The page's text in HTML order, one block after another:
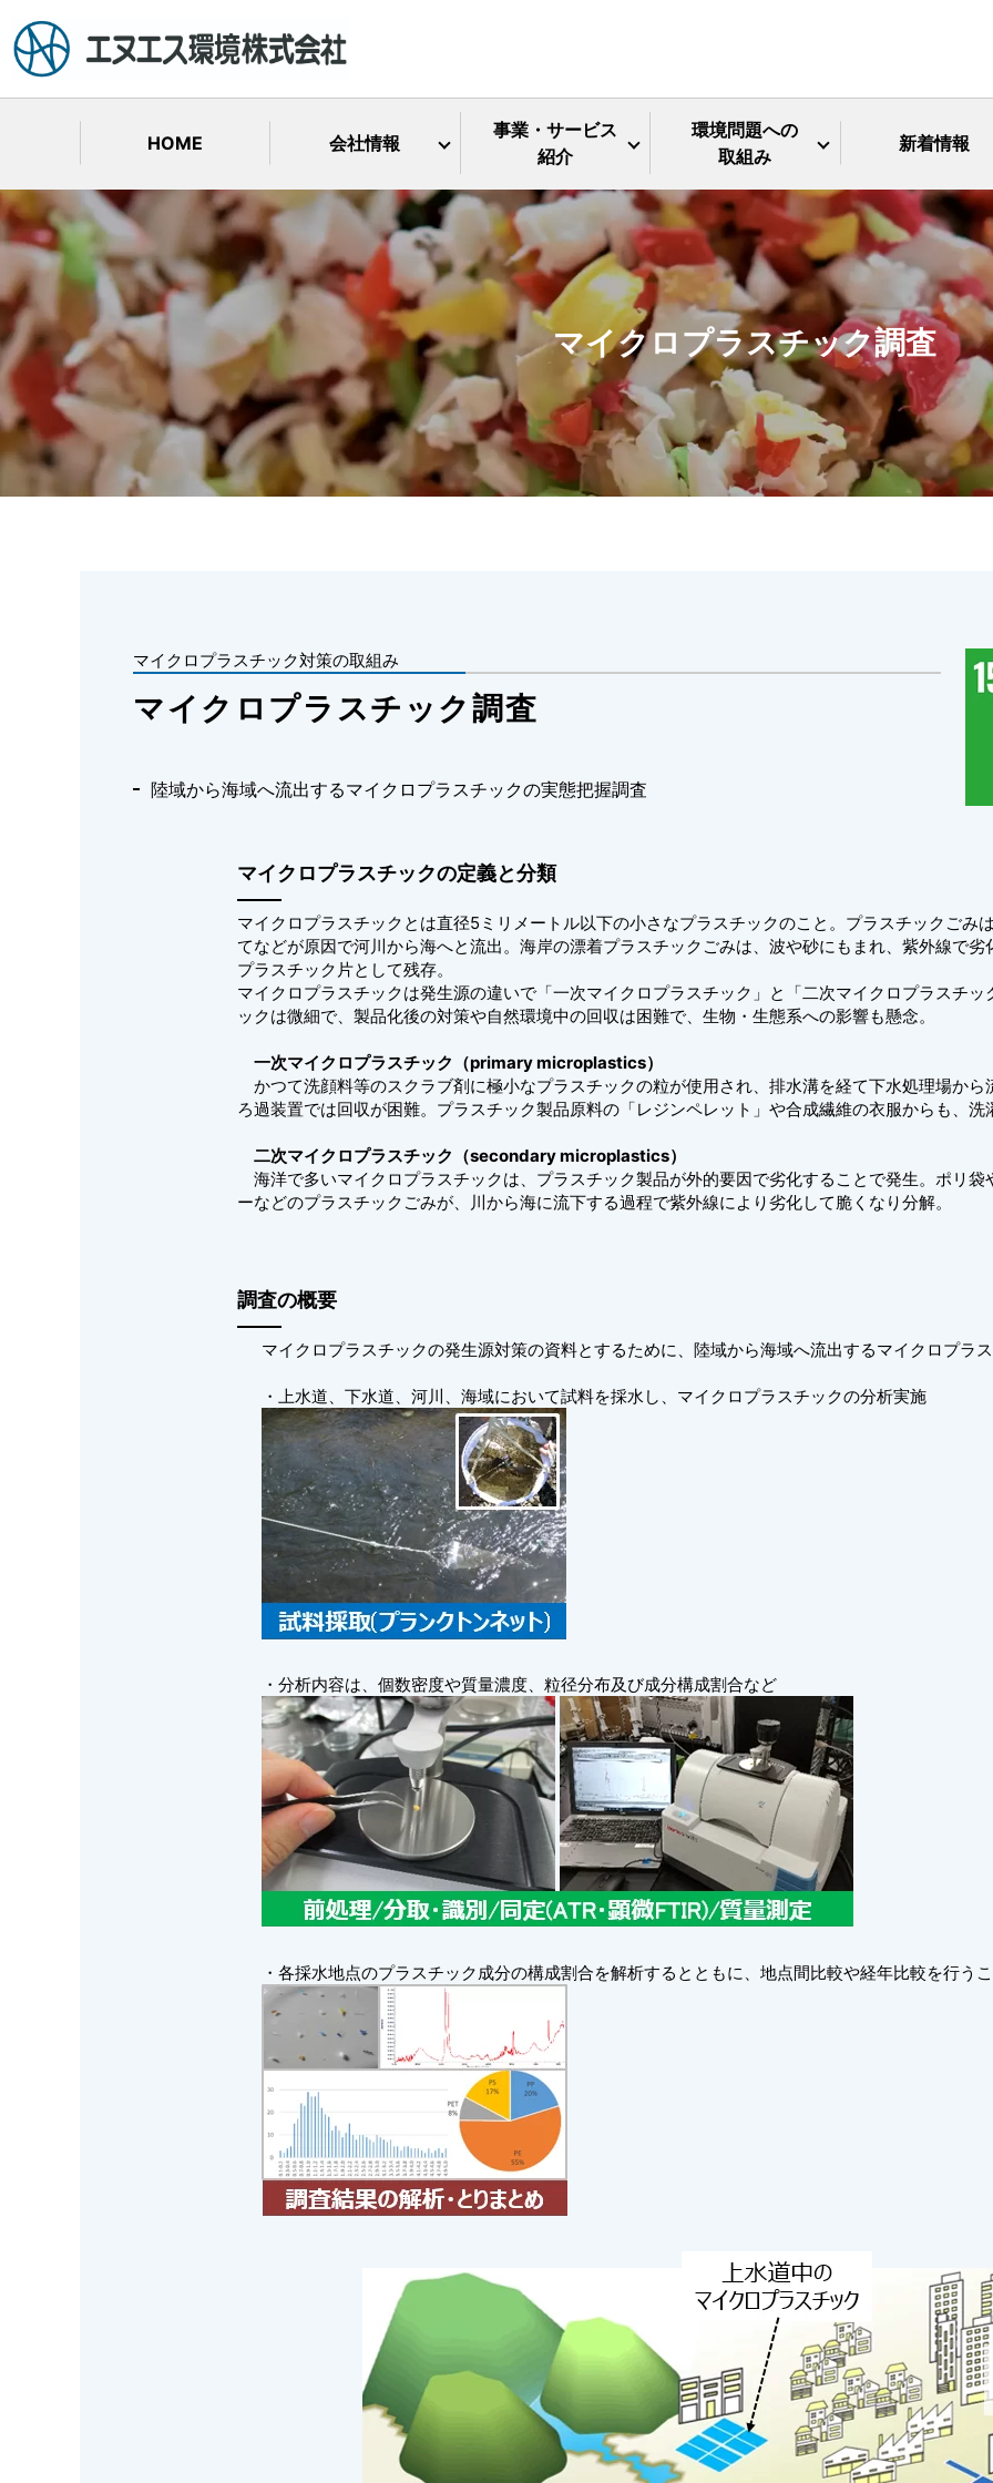
HOME 会社情報
事業・サービス
紹介
環境問題への
取組み
新着情報
マイクロプラスチック調査
マイクロプラスチック対策の取組み
マイクロプラスチック調査
陸域から海域へ流出するマイクロプラスチックの実態把握調査
マイクロプラスチックの定義と分類
マイクロプラスチックとは直径5ミリメートル以下の小さなプラスチックのこと。プラスチックごみ
てなどが原因で河川から海へと流出。海岸の漂着プラスチックごみは、波や砂にもまれ、紫外線で
プラスチック片として残存。
マイクロプラスチックは発生源の違いで「一次マイクロプラスチック」と「二次マイクロプラスチ
ックは微細で、製品化後の対策や自然環境中の回収は困難で、生物・生態系への影響も懸念。
一次マイクロプラスチック（primary microplastics）
かつて洗顔料等のスクラブ剤に極小なプラスチックの粒が使用され、排水溝を経て下水処理場か
ろ過装置では回収が困難。プラスチック製品原料の「レジンペレット」や合成繊維の衣服からも、洗
二次マイクロプラスチック（secondary microplastics）
海洋で多いマイクロプラスチックは、プラスチック製品が外的要因で劣化することで発生。ポリ袋
ーなどのプラスチックごみが、川から海に流下する過程で紫外線により劣化して脆くなり分解。
調査の概要
マイクロプラスチックの発生源対策の資料とするために、陸域から海域へ流出するマイクロプラス
・上水道、下水道、河川、海域において試料を採水し、マイクロプラスチックの分析実施
・分析内容は、個数密度や質量濃度、粒径分布及び成分構成割合など
・各採水地点のプラスチック成分の構成割合を解析するとともに、地点間比較や経年比較を行う